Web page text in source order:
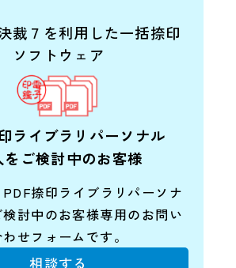
裁７を利用した一括捺印
ソフトウェア
ライブラリパーソナル
をご検討中のお客様
捺印ライブラリパーソナ
検討中のお客様専用のお問い
せフォームです。
相談する